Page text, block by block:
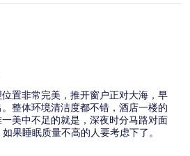
置非常完美，推开窗户正对大海，早
整体环境清洁度都不错，酒店一楼的
美中不足的就是，深夜时分马路对面
果睡眠质量不高的人要考虑下了。